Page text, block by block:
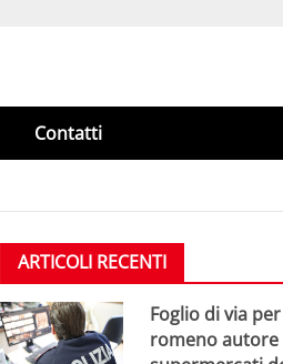
Contatti
ARTICOLI RECENTI
Foglio di via
romeno